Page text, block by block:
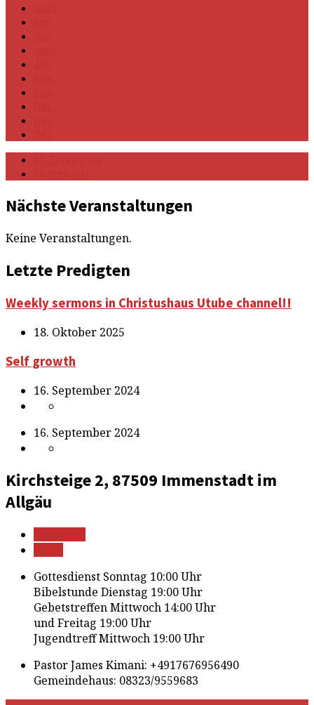
Veranstaltungen
Nächste Veranstaltungen
Keine Veranstaltungen.
Letzte Predigten
Weekly sermons in Christushaus Utube channel!!
18. Oktober 2025
Self growth
16. September 2024
16. September 2024
Kirchsteige 2, 87509 Immenstadt im
Allgäu
Gottesdienst Sonntag 10:00 Uhr
Bibelstunde Dienstag 19:00 Uhr
Gebetstreffen Mittwoch 14:00 Uhr
und Freitag 19:00 Uhr
Jugendtreff Mittwoch 19:00 Uhr
Pastor James Kimani: +4917676956490
Gemeindehaus: 08323/9559683